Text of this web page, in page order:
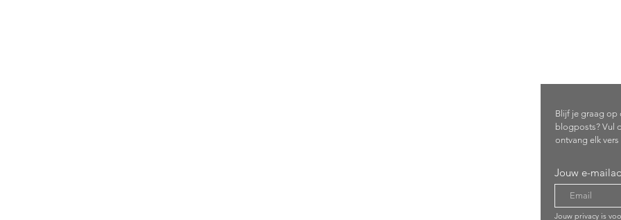
Blijf je graag op
blogposts? Vul
ontvang elk
Jouw e-
Jouw privacy is